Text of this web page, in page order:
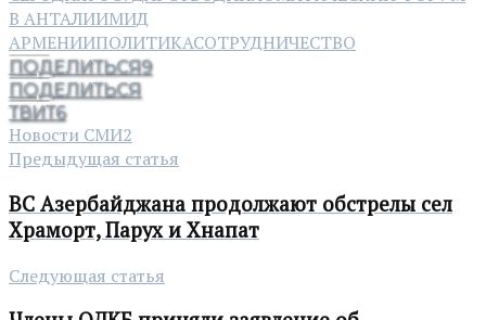
В АНТАЛИИМИД
АРМЕНИИПОЛИТИКАСОТРУДНИЧЕСТВО
ПОДЕЛИТЬСЯ9
ПОДЕЛИТЬСЯ
ТВИТ6
Новости СМИ2
Предыдущая статья
ВС Азербайджана продолжают обстрелы сел
Храморт, Парух и Хнапат
Следующая статья